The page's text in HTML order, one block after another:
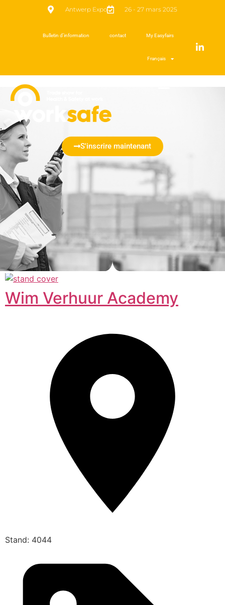
Antwerp Expo 26 - 27 mars 2025
Bulletin d’information contact My Easyfairs
Français
S'inscrire maintenant
Wim Verhuur Academy
Stand: 4044